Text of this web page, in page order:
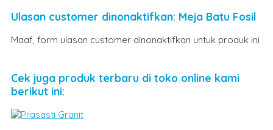
Ulasan customer dinonaktifkan: Meja Batu Fosil
Maaf, form ulasan customer dinonaktifkan untuk produk ini
Cek juga produk terbaru di toko online kami
berikut ini: